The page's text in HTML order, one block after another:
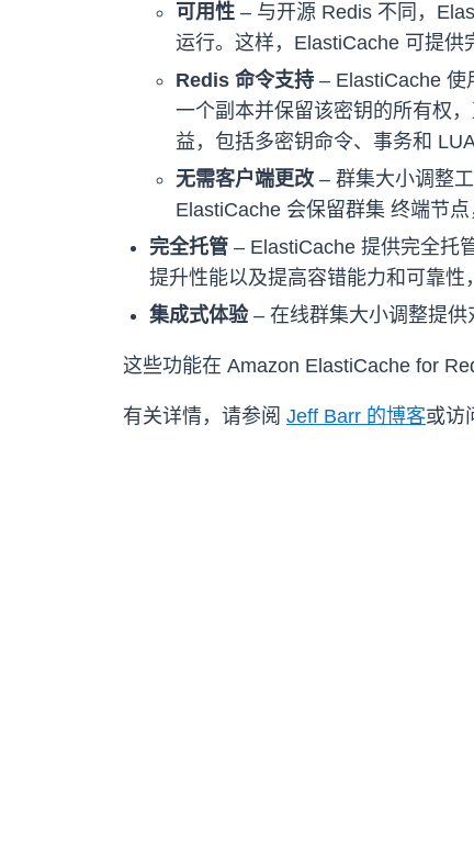
可用性 – 与开源 Redis 不同，
运行。这样，ElastiCache 可提供
Redis 命令支持 – ElastiCache 使
一个副本并保留该密钥的所有权
益，包括多密钥命令、事务和
无需客户端更改 – 群集大小调整
ElastiCache 会保留群集 终端节
完全托管 – ElastiCache 提供完全托
提升性能以及提高容错能力和可靠性
集成式体验– 在线群集大小调整提供
这些功能在 Amazon ElastiCache for
有关详情，请参阅 Jeff Barr 的博客或访